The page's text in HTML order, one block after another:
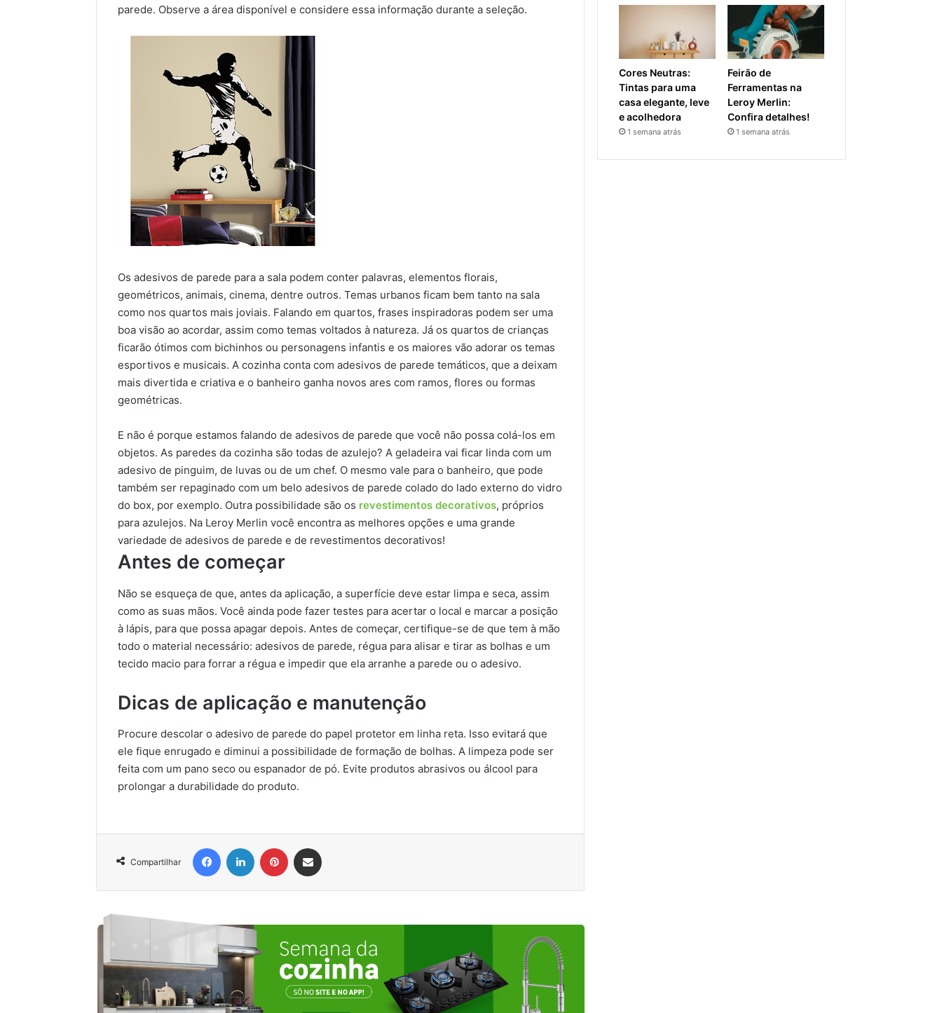
parede. Observe a área disponível e considere essa informação durante a seleção.
Os adesivos de parede para a sala podem conter palavras, elementos florais,
geométricos, animais, cinema, dentre outros. Temas urbanos ficam bem tanto na sala
como nos quartos mais joviais. Falando em quartos, frases inspiradoras podem ser uma
boa visão ao acordar, assim como temas voltados à natureza. Já os quartos de crianças
ficarão ótimos com bichinhos ou personagens infantis e os maiores vão adorar os temas
esportivos e musicais. A cozinha conta com adesivos de parede temáticos, que a deixam
mais divertida e criativa e o banheiro ganha novos ares com ramos, flores ou formas
geométricas.
E não é porque estamos falando de adesivos de parede que você não possa colá-los em
objetos. As paredes da cozinha são todas de azulejo? A geladeira vai ficar linda com um
adesivo de pinguim, de luvas ou de um chef. O mesmo vale para o banheiro, que pode
também ser repaginado com um belo adesivos de parede colado do lado externo do vidro
do box, por exemplo. Outra possibilidade são os revestimentos decorativos, próprios
para azulejos. Na Leroy Merlin você encontra as melhores opções e uma grande
variedade de adesivos de parede e de revestimentos decorativos!
Antes de começar
Não se esqueça de que, antes da aplicação, a superfície deve estar limpa e seca, assim
como as suas mãos. Você ainda pode fazer testes para acertar o local e marcar a posição
à lápis, para que possa apagar depois. Antes de começar, certifique-se de que tem à mão
todo o material necessário: adesivos de parede, régua para alisar e tirar as bolhas e um
tecido macio para forrar a régua e impedir que ela arranhe a parede ou o adesivo.
Dicas de aplicação e manutenção
Procure descolar o adesivo de parede do papel protetor em linha reta. Isso evitará que
ele fique enrugado e diminui a possibilidade de formação de bolhas. A limpeza pode ser
feita com um pano seco ou espanador de pó. Evite produtos abrasivos ou álcool para
prolongar a durabilidade do produto.
Compartilhar
FacebookLinkedin Pinterest
Cores Neutras:
Tintas para uma
casa elegante, leve
e acolhedora
1 semana atrás
Feirão de
Ferramentas na
Leroy Merlin:
Confira detalhes!
1 semana atrás